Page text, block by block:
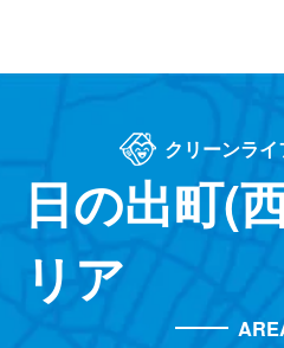
クリーンラ
日の出町(
リア